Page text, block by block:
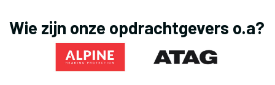
Wie zijn onze opdrachtgevers o.a?